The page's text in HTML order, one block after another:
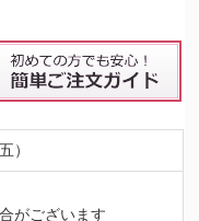
）
がございます